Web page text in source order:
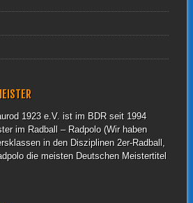
1923 e.V. ist im BDR seit 1994
im Radball – Radpolo (Wir haben
in den Disziplinen 2er-Radball,
die meisten Deutschen Meistertitel